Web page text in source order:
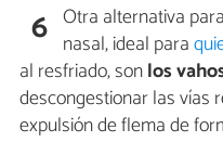
6 Otra alternativa
nasal, ideal para
al resfriado, sonlos
descongestionar las vías
expulsión de flema de